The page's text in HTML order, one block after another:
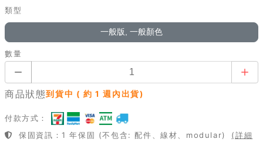
類型
一般版, 一般顏色
數量
商品狀態到貨中 ( 約 1 週內出貨)
付款方式：
保固資訊：1 年保固 (不包含: 配件、線材、modular)
(詳細